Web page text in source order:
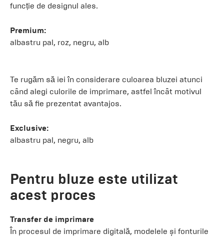
funcție de designul ales.
Premium:
albastru pal, roz, negru, alb
Te rugăm să iei în considerare culoarea bluzei atunci
când alegi culorile de imprimare, astfel încât motivul
tău să fie prezentat avantajos.
Exclusive:
albastru pal, negru, alb
Pentru bluze este utilizat
acest proces
Transfer de imprimare
În procesul de imprimare digitală, modelele și fonturile